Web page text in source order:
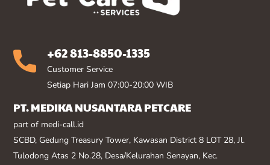
+62 813-8850-1335
Customer Service
Setiap Hari Jam 07:00-20:00 WIB
PT. MEDIKA NUSANTARA PETCARE
part of medi-call.id
SCBD, Gedung Treasury Tower, Kawasan District 8 LOT 28, Jl.
Tulodong Atas 2 No.28, Desa/Kelurahan Senayan, Kec.